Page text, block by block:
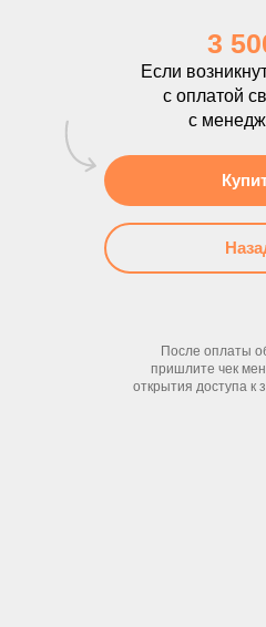
3
Если
с оплатой
с
После оплаты
пришлите чек
открытия доступа к